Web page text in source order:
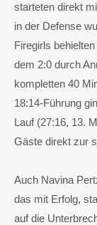
starteten direkt
in der Defense
Firegirls
dem 2:0 durch
kompletten 40
18:14-Führung
Lauf (27:16, 13.
Gäste direkt zur
Auch Navina
das mit Erfolg,
auf die